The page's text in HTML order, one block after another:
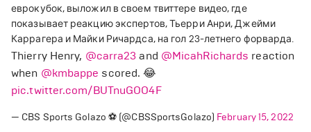
еврокубок, выложил в своем твиттере видео, где
показывает реакцию экспертов, Тьерри Анри, Джейми
Каррагера и Майки Ричардса, на гол 23-летнего форварда.
Thierry Henry, @carra23 and @MicahRichards reaction
when @kmbappe scored. 😂
pic.twitter.com/BUTnuGOO4F
— CBS Sports Golazo ⚽️ (@CBSSportsGolazo) February 15, 2022